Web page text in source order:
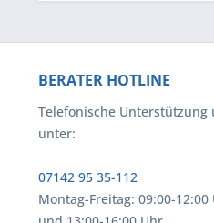
BERATER HOTLINE
Telefonische Unterstützung
unter:
07142 95 35-112
Montag-Freitag: 09:00-12:00